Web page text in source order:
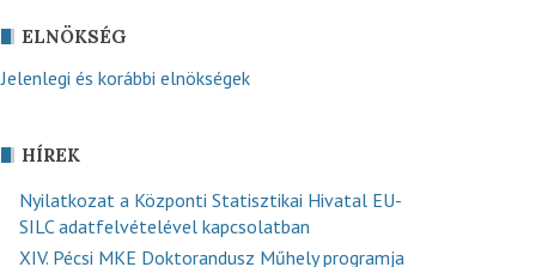
ELNÖKSÉG
Jelenlegi és korábbi elnökségek
HÍREK
Nyilatkozat a Központi Statisztikai Hivatal EU-
SILC adatfelvételével kapcsolatban
XIV. Pécsi MKE Doktorandusz Műhely programja